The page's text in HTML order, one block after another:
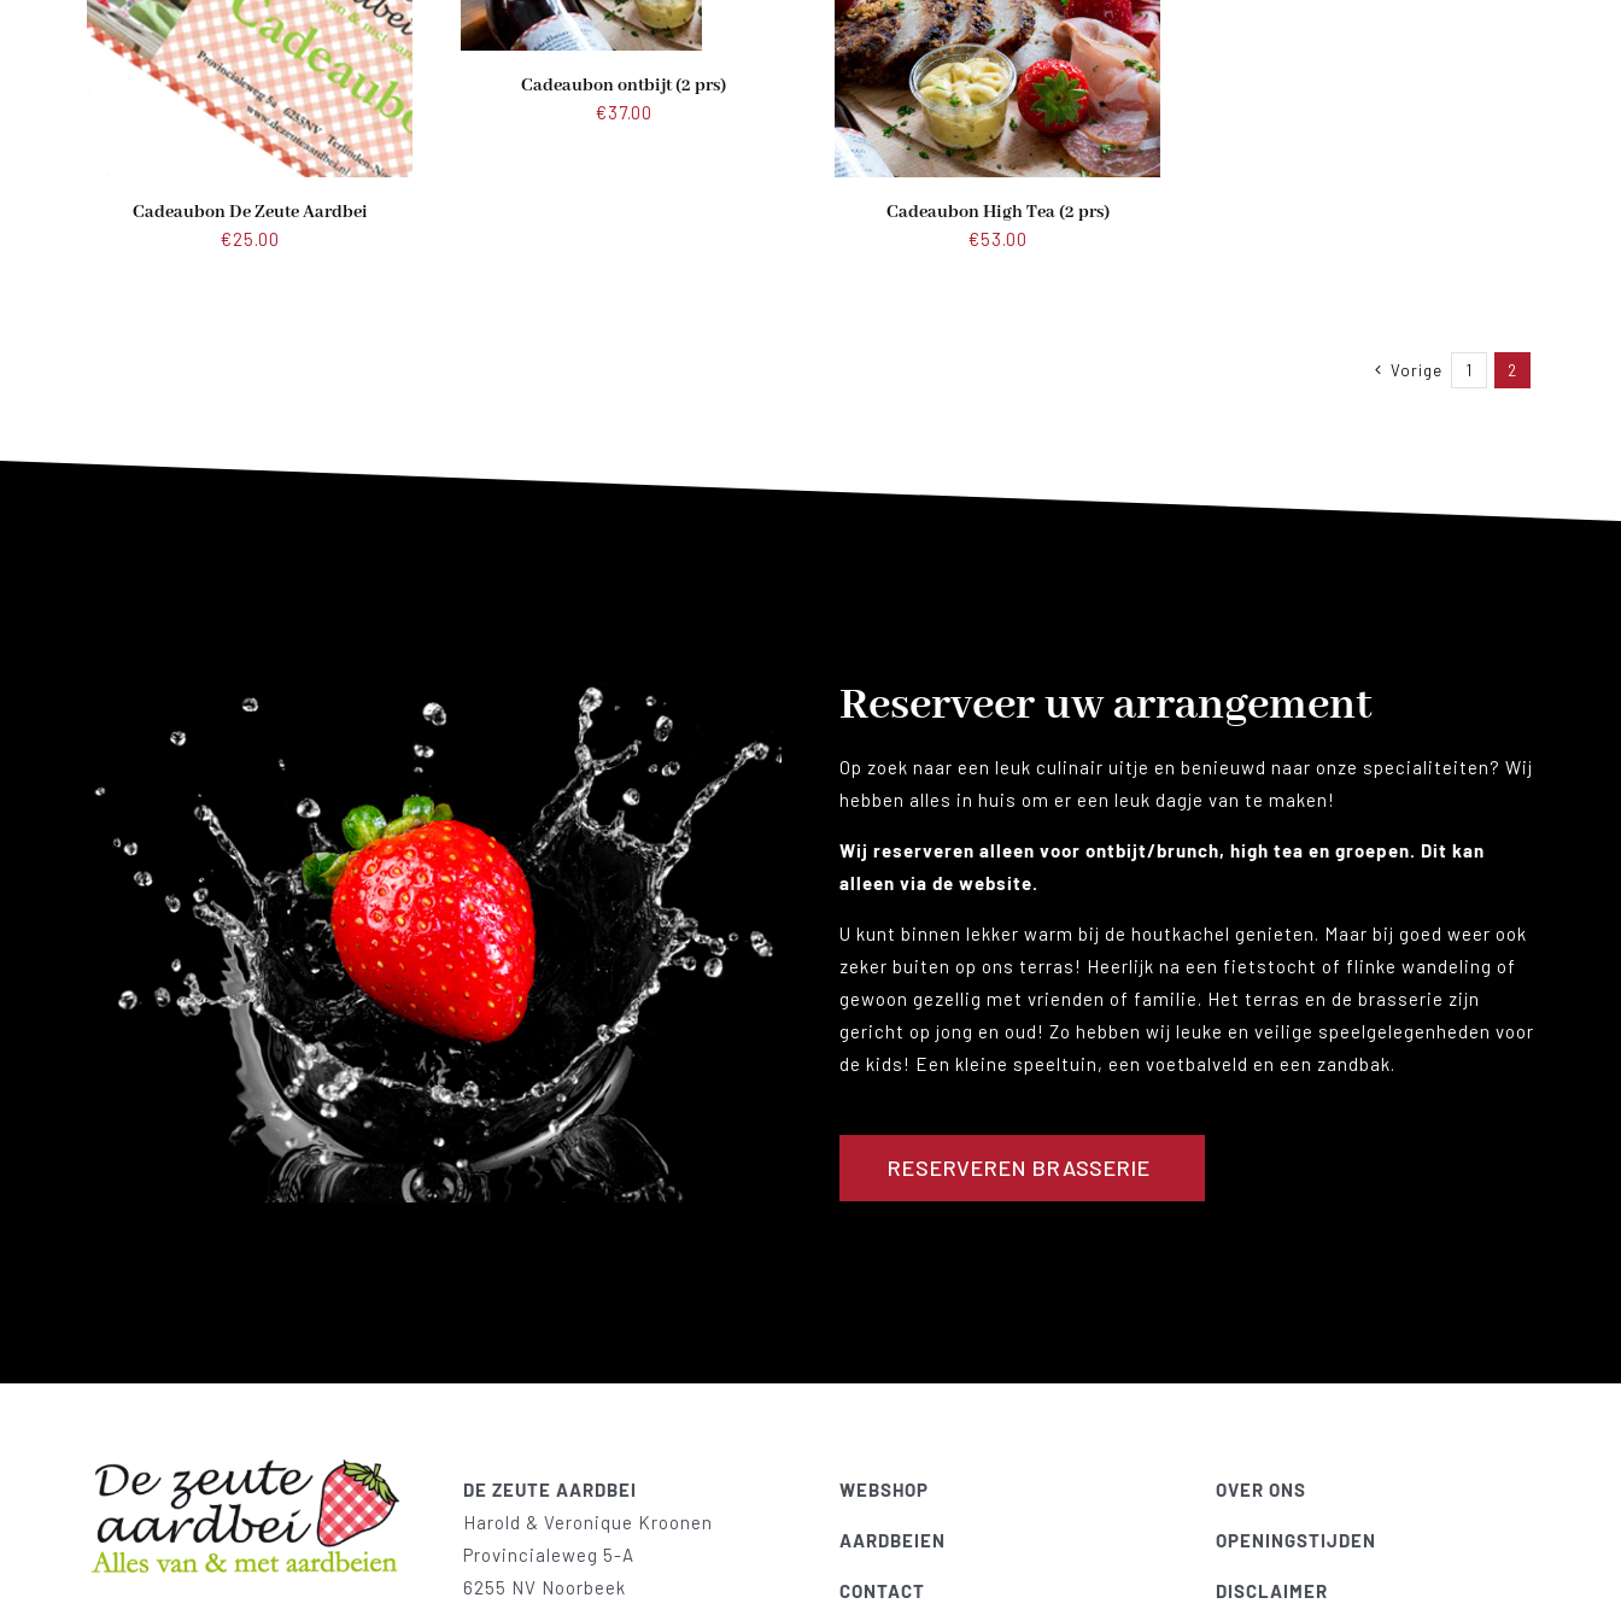
Cadeaubon De Zeute Aardbei
€25.00
Cadeaubon ontbijt (2 prs)
€37.00
Cadeaubon High Tea (2 prs)
€53.00
Vorige 1 2
Reserveer uw arrangement
Op zoek naar een leuk culinair uitje en benieuwd naar onze specialiteiten? Wij
hebben alles in huis om er een leuk dagje van te maken!
Wij reserveren alleen voor ontbijt/brunch, high tea en groepen. Dit kan
alleen via de website.
U kunt binnen lekker warm bij de houtkachel genieten. Maar bij goed weer ook
zeker buiten op ons terras! Heerlijk na een fietstocht of flinke wandeling of
gewoon gezellig met vrienden of familie. Het terras en de brasserie zijn
gericht op jong en oud! Zo hebben wij leuke en veilige speelgelegenheden voor
de kids! Een kleine speeltuin, een voetbalveld en een zandbak.
RESERVEREN BRASSERIE
DE ZEUTE AARDBEI
Harold & Veronique Kroonen
Provincialeweg 5-A
6255 NV Noorbeek
WEBSHOP
AARDBEIEN
CONTACT
OVER ONS
OPENINGSTIJDEN
DISCLAIMER